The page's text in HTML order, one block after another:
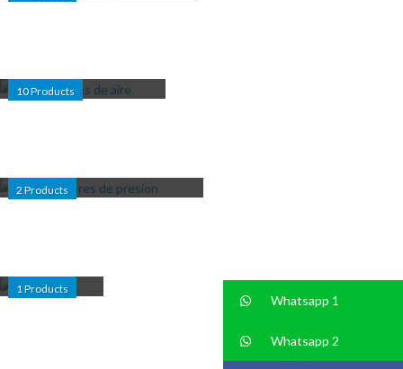
10Products
2Products
1 Products
Whatsapp 1
Whatsapp 2